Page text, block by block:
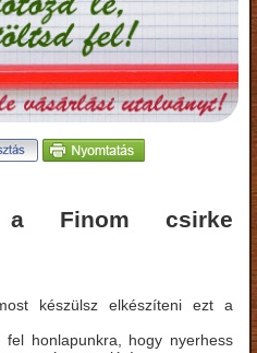
a Finom csirke
készülsz elkészíteni ezt a
honlapunkra, hogy nyerhess